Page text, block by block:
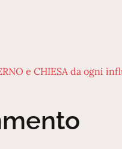
e CHIESA da ogni